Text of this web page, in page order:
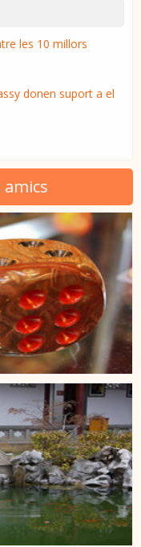
les 10 millors
donen suport a el